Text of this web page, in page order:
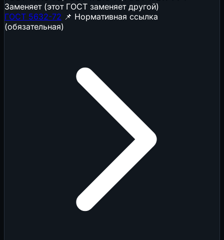
Заменяет (этот ГОСТ заменяет другой)
ГОСТ 5632-72 📌 Нормативная ссылка
(обязательная)